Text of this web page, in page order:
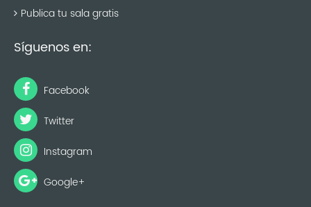
Publica tu sala gratis
Síguenos en:
Facebook
Twitter
Instagram
Google+